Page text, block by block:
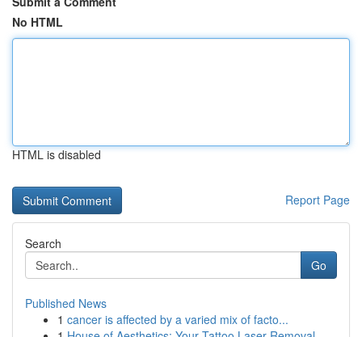
No HTML
HTML is disabled
Report Page
Search
Go
Published News
1 cancer is affected by a varied mix of facto...